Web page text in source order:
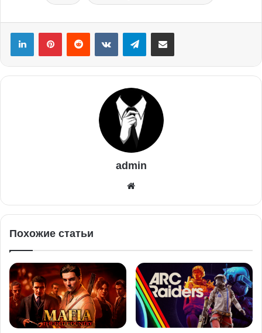
admin
Похожие статьи